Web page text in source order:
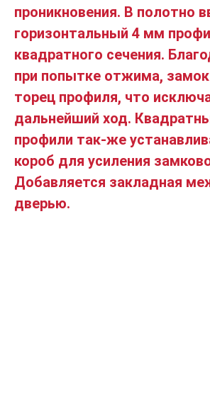
проникновения. В полотно
горизонтальный 4 мм
квадратного сечения.
при попытке отжима, замок
торец профиля, что
дальнейший ход.
профили так-же
короб для усиления
Добавляется закладная
дверью.